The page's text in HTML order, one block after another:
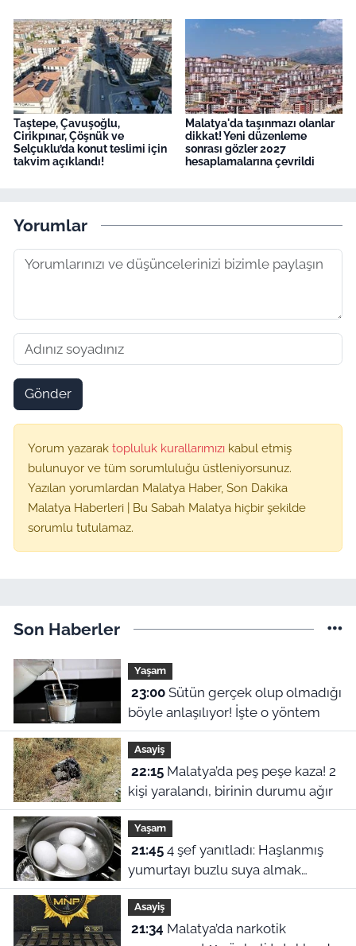
Taştepe, Çavuşoğlu,
Cirikpınar, Çöşnük ve
Selçuklu’da konut teslimi için
takvim açıklandı!
Malatya'da taşınmazı olanlar
dikkat! Yeni düzenleme
sonrası gözler 2027
hesaplamalarına çevrildi
Yorumlar
Gönder
Yorum yazarak topluluk kurallarımızı kabul etmiş
bulunuyor ve tüm sorumluluğu üstleniyorsunuz.
Yazılan yorumlardan Malatya Haber, Son Dakika
Malatya Haberleri | Bu Sabah Malatya hiçbir şekilde
sorumlu tutulamaz.
Son Haberler
Yaşam
23:00Sütün gerçek olup olmadığı
böyle anlaşılıyor! İşte o yöntem
Asayiş
22:15Malatya’da peş peşe kaza! 2
kişi yaralandı, birinin durumu ağır
Yaşam
21:454 şef yanıtladı: Haşlanmış
yumurtayı buzlu suya almak
neden şart?
Asayiş
21:34